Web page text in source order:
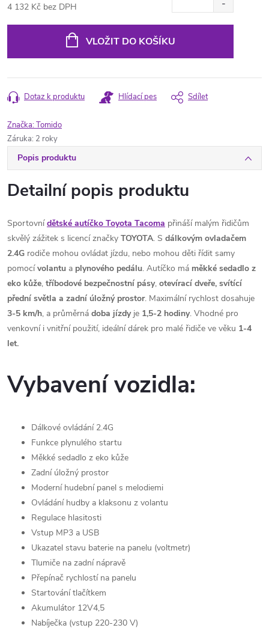
4 132 Kč bez DPH
VLOŽIT DO KOŠÍKU
Dotaz k produktu Hlídací pes Sdílet
Značka:Tomido
Záruka: 2 roky
Popis produktu
Detailní popis produktu
Sportovnídětské autíčko Toyota Tacoma přináší malým řidičům
skvělý zážitek s licencí značky TOYOTA. S dálkovým ovladačem
2.4G rodiče mohou ovládat jízdu, nebo mohou děti řídit samy
pomocívolantu a plynového pedálu. Autíčko má měkké sedadlo z
eko kůže, tříbodové bezpečnostní pásy, otevírací dveře, svítící
přední světla a zadní úložný prostor. Maximální rychlost dosahuje
3-5 km/h, a průměrná doba jízdyje 1,5-2 hodiny. Vhodné pro
venkovní i vnitřní použití, ideální dárek pro malé řidiče ve věku 1-4
let.
Vybavení vozidla:
Dálkové ovládání 2.4G
Funkce plynulého startu
Měkké sedadlo z eko kůže
Zadní úložný prostor
Moderní hudební panel s melodiemi
Ovládání hudby a klaksonu z volantu
Regulace hlasitosti
Vstup MP3 a USB
Ukazatel stavu baterie na panelu (voltmetr)
Tlumiče na zadní nápravě
Přepínač rychlostí na panelu
Startování tlačítkem
Akumulátor 12V4,5
Nabíječka (vstup 220-230 V)